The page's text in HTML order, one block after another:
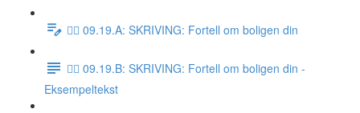
✍🏼 09.19.A: SKRIVING: Fortell om boligen din
✍🏼 09.19.B: SKRIVING: Fortell om boligen din -
Eksempeltekst